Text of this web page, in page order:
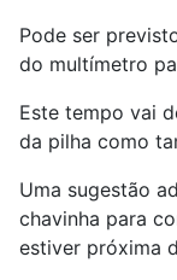
Pode ser
do multímetro
Este tempo vai
da pilha como
Uma sugestão
chavinha para
estiver próxima